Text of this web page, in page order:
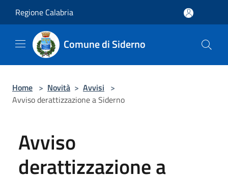
Regione Calabria
Comune di Siderno
Home > Novità > Avvisi >
Avviso derattizzazione a Siderno
Avviso
derattizzazione a